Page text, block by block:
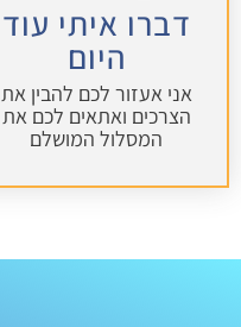
דברו איתי עוד
היום
אני אעזור לכם להבין את
הצרכים ואתאים לכם את
המסלול המושלם